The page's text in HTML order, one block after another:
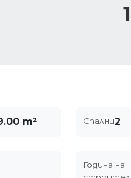
m² Спални2
Година на